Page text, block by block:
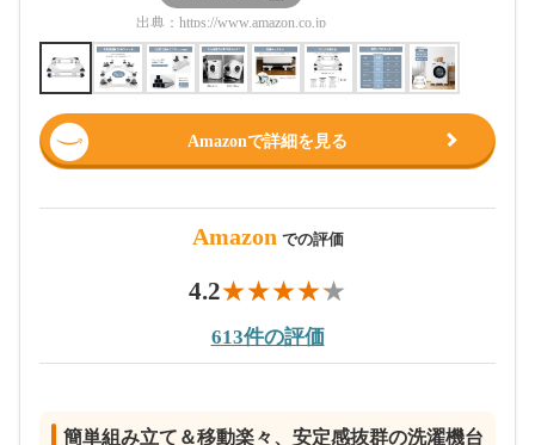
出典： https://www.amazon.co.jp
Amazonで詳細を見る
Amazon での評価
4.2
613件の評価
簡単組み立て＆移動楽々、安定感抜群の洗濯機台